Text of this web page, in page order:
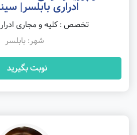
ادراری بابلسر|
تخصص : کلیه و مجاری
شهر: بابلسر
نوبت بگیرید